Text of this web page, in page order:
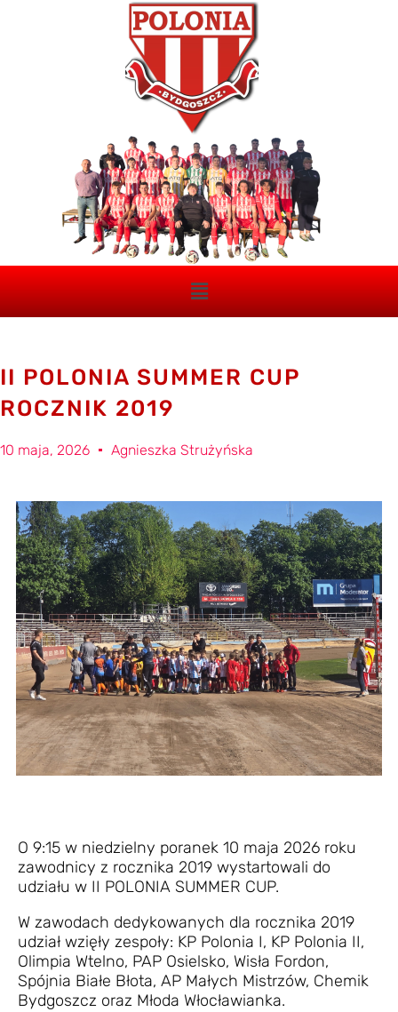
II POLONIA SUMMER CUP
ROCZNIK 2019
10 maja, 2026 Agnieszka Strużyńska
O 9:15 w niedzielny poranek 10 maja 2026 roku
zawodnicy z rocznika 2019 wystartowali do
udziału w II POLONIA SUMMER CUP.
W zawodach dedykowanych dla rocznika 2019
udział wzięły zespoły: KP Polonia I, KP Polonia II,
Olimpia Wtelno, PAP Osielsko, Wisła Fordon,
Spójnia Białe Błota, AP Małych Mistrzów, Chemik
Bydgoszcz oraz Młoda Włocławianka.